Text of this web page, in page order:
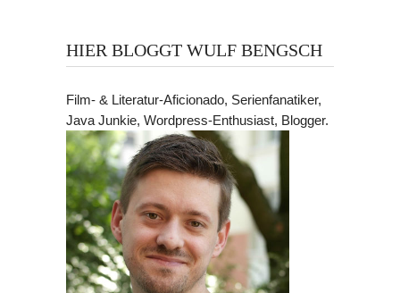
HIER BLOGGT WULF BENGSCH
Film- & Literatur-Aficionado, Serienfanatiker,
Java Junkie, Wordpress-Enthusiast, Blogger.